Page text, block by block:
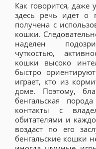
Как говорится, даже
здесь речь идет о
получена с
кошки.
наделен
чуткостью,
кошки высоко
быстро
играет, кто из
доме. Поэтому,
бенгальская
контакты с
обитателями и
воздаст по его
бенгальские кошки